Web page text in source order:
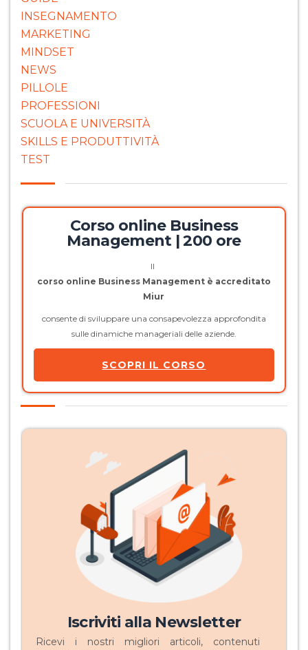
INSEGNAMENTO
MARKETING
MINDSET
NEWS
PILLOLE
PROFESSIONI
SCUOLA E UNIVERSITÀ
SKILLS E PRODUTTIVITÀ
TEST
Corso online Business
Management | 200 ore
Il
corso online Business Management è accreditato
Miur
consente di sviluppare una consapevolezza approfondita
sulle dinamiche manageriali delle aziende.
SCOPRI IL CORSO
Iscriviti alla Newsletter
Ricevi i nostri migliori articoli, contenuti